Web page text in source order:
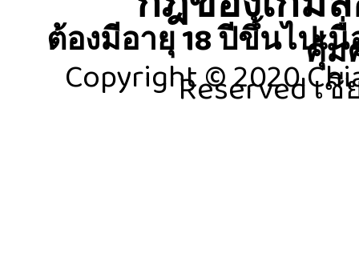
ต้องมีอายุ 18 ปีขึ้นไปเ
คุ้ม
Copyright © 2020
Reserved เ